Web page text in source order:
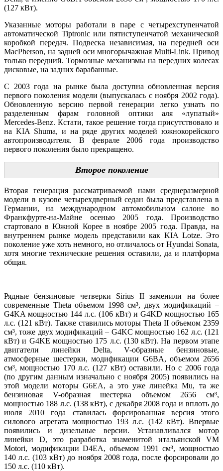
(127 кВт).
Указанные моторы работали в паре с четырехступенчатой
автоматической Tiptronic или пятиступенчатой механической
коробкой передач. Подвеска независимая, на передней оси
MacPherson, на задней оси многорычажная Multi-Link. Привод
только передний. Тормозные механизмы на передних колесах
дисковые, на задних барабанные.
С 2003 года на рынке была доступна обновленная версия
первого поколения модели (выпускалась с ноября 2002 года).
Обновленную версию первой генерации легко узнать по
разделенным фарам головной оптики аля «лупатый»
Mercedes-Benz. Кстати, такое решение тогда присутствовало и
на KIA Shuma, и на ряде других моделей южнокорейского
автопроизводителя. В феврале 2006 года производство
первого поколения было прекращено.
Второе поколение
Вторая генерация рассматриваемой нами среднеразмерной
модели в кузове четырехдверный седан была представлена в
Германии, на международном автомобильном салоне во
Франкфурте-на-Майне осенью 2005 года. Производство
стартовало в Южной Корее в ноябре 2005 года. Правда, на
внутреннем рынке модель представили как KIA Lotze. Это
поколение уже хоть немного, но отличалось от Hyundai Sonata,
хотя многие технические решения оставили, да и платформа
общая.
Рядные бензиновые четверки Sirius II заменили на более
современные Theta объемом 1998 см³, двух модификаций –
G4KA мощностью 144 л.с. (106 кВт) и G4KD мощностью 165
л.с. (121 кВт). Также ставились моторы Theta II объемом 2359
см³, тоже двух модификаций – G4KC мощностью 162 л.с. (121
кВт) и G4KE мощностью 175 л.с. (130 кВт). На первом этапе
двигатели линейки Delta, V-образные бензиновые,
атмосферные шестерки, модификации G6BA, объемом 2656
см³, мощностью 170 л.с. (127 кВт) оставили. Но с 2006 года
(по другим данным изначально с ноября 2005) появились на
этой модели моторы G6EA, а это уже линейка Mu, та же
бензиновая V-образная шестерка объемом 2656 см³,
мощностью 188 л.с. (138 кВт), с декабря 2008 года и вплоть до
июля 2010 года ставилась форсированная версия этого
силового агрегата мощностью 193 л.с. (142 кВт). Впервые
появились и дизельные версии. Устанавливался мотор
линейки D, это разработка знаменитой итальянской VM
Motori, модификации D4EA, объемом 1991 см³, мощностью
140 л.с. (103 кВт) до ноября 2008 года, после форсировали до
150 л.с. (110 кВт).